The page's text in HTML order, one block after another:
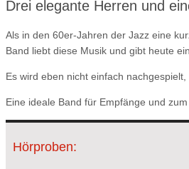
Drei elegante Herren und
Als in den 60er-Jahren der Jazz eine
Band liebt diese Musik und gibt heute
Es wird eben nicht einfach
Eine ideale Band für Empfänge und
Hörproben: